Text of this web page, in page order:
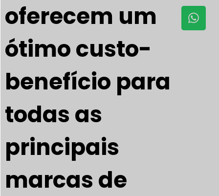
oferecem um
ótimo custo-
benefício para
todas as
principais
marcas de